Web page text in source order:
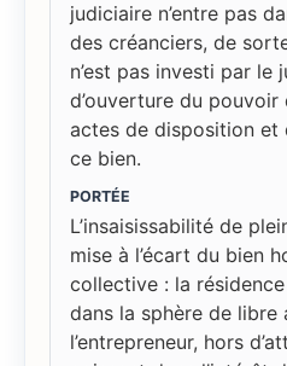
judiciaire n’entre pas
des créanciers, de
n’est pas investi par le
d’ouverture du pouvoir
actes de disposition et
ce bien.
PORTÉE
L’insaisissabilité de
mise à l’écart du bien
collective : la
dans la sphère de libre
l’entrepreneur, hors